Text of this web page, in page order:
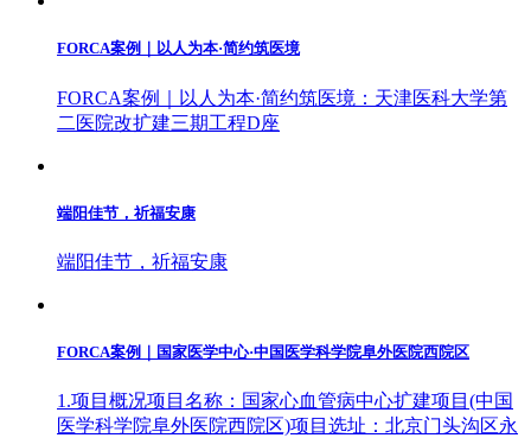
FORCA案例｜以人为本·简约筑医境
FORCA案例｜以人为本·简约筑医境：天津医科大学第
二医院改扩建三期工程D座
端阳佳节，祈福安康
端阳佳节，祈福安康
FORCA案例｜国家医学中心·中国医学科学院阜外医院西院区
1.项目概况项目名称：国家心血管病中心扩建项目(中国
医学科学院阜外医院西院区)项目选址：北京门头沟区永